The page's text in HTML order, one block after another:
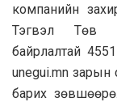
компанийн
Тэгвэл Төв
байрлалтай
unegui.mn зарын
барих